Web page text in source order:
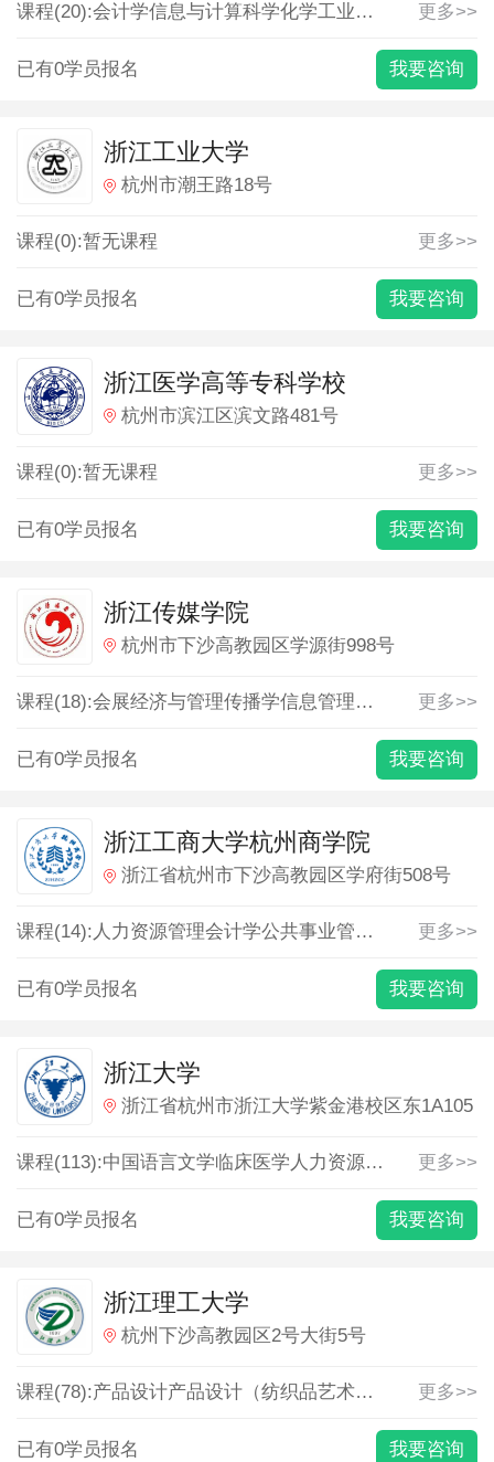
课程(20):会计学信息与计算科学化学工业设计 市场营销应
更多>>
已有0学员报名 我要咨询
浙江工业大学
杭州市潮王路18号
课程(0):暂无课程 更多>>
已有0学员报名 我要咨询
浙江医学高等专科学校
杭州市滨江区滨文路481号
课程(0):暂无课程 更多>>
已有0学员报名 我要咨询
浙江传媒学院
杭州市下沙高教园区学源街998号
课程(18):会展经济与管理传播学信息管理与信息系统公共
更多>>
已有0学员报名 我要咨询
浙江工商大学杭州商学院
浙江省杭州市下沙高教园区学府街508号
课程(14): 人力资源管理会计学公共事业管理 国际经济与贸
更多>>
已有0学员报名 我要咨询
浙江大学
浙江省杭州市浙江大学紫金港校区东1A105
课程(113):中国语言文学临床医学 人力资源管理 会计学体
更多>>
已有0学员报名 我要咨询
浙江理工大学
杭州下沙高教园区2号大街5号
课程(78):产品设计产品设计（纺织品艺术设计） 人力资源
更多>>
已有0学员报名 我要咨询